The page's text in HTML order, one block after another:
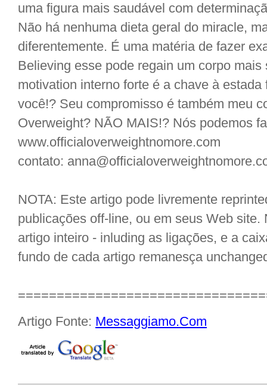
uma figura mais saudável com
Não há nenhuma dieta geral do miracle,
diferentemente. É uma matéria de fazer
Believing esse pode regain um corpo
motivation interno forte é a chave à
você!? Seu compromisso é também meu
Overweight? NÃO MAIS!? Nós podemos
www.officialoverweightnomore.com
contato:
NOTA: Este artigo pode livremente
publicações off-line, ou em seus Web
artigo inteiro - inluding as ligações, e a
fundo de cada artigo remanesça
Artigo Fonte: Messaggiamo.Com